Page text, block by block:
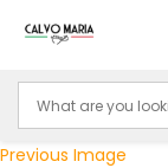
Previous Image